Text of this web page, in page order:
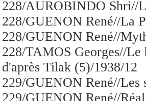
228/AUROBINDO Shri//
228/GUENON René//La
228/GUENON René//
228/TAMOS Georges//
d'après Tilak (5)/1938/12
229/GUENON René//Les
229/GUENON René//